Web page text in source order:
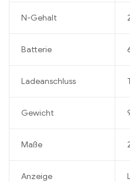
N-Gehalt
Batterie
Ladeanschluss
Gewicht
Maße
Anzeige